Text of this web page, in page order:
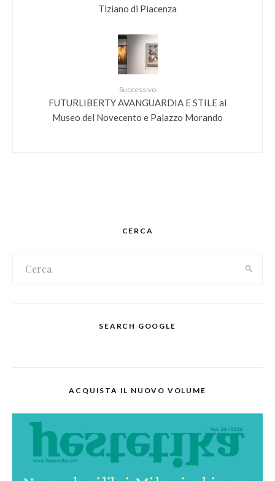
Tiziano di Piacenza
Successivo
FUTURLIBERTY AVANGUARDIA E STILE al
Museo del Novecento e Palazzo Morando
CERCA
SEARCH GOOGLE
ACQUISTA IL NUOVO VOLUME